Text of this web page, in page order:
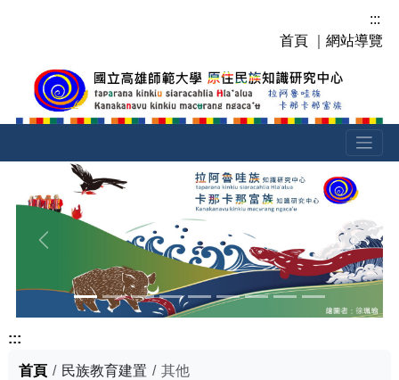
容
塊
:::
首頁
網站導覽
上一張 下一張
:::
首頁 民族教育建置 其他